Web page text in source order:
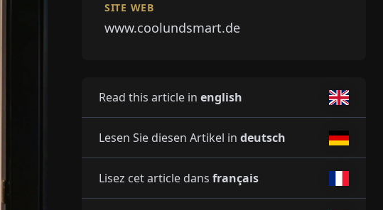
SITE WEB
www.coolundsmart.de
Read this article in english
Lesen Sie diesen Artikel in deutsch
Lisez cet article dans français